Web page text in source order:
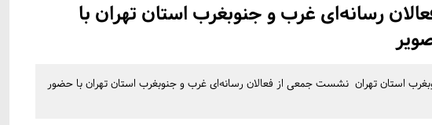
رسانه‌ای غرب و جنوبغرب استان تهران با
استان تهران نشست جمعی از فعالان رسانه‌ای غرب و جنوبغرب استان تهران با حضور